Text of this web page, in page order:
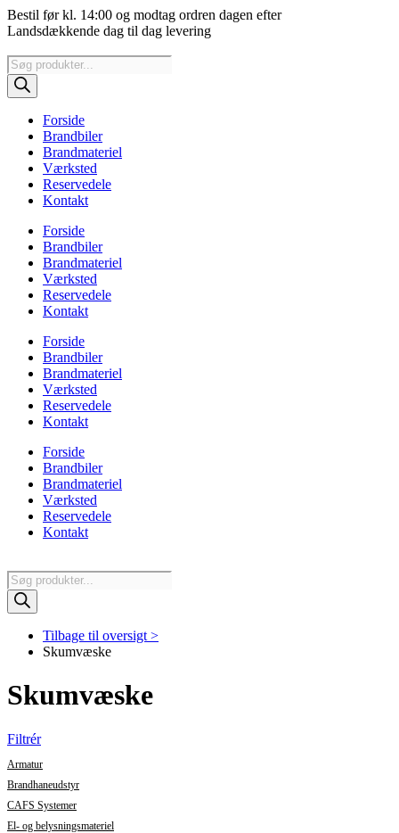
Videre
til
Bestil før kl. 14:00 og modtag ordren dagen efter
Landsdækkende dag til dag levering
Products
search
Forside
Brandbiler
Brandmateriel
Værksted
Reservedele
Kontakt
Forside
Brandbiler
Brandmateriel
Værksted
Reservedele
Kontakt
Forside
Brandbiler
Brandmateriel
Værksted
Reservedele
Kontakt
Forside
Brandbiler
Brandmateriel
Værksted
Reservedele
Kontakt
Products
search
Tilbage til oversigt >
Skumvæske
Skumvæske
Filtrér
Armatur
Brandhaneudstyr
CAFS Systemer
El- og belysningsmateriel